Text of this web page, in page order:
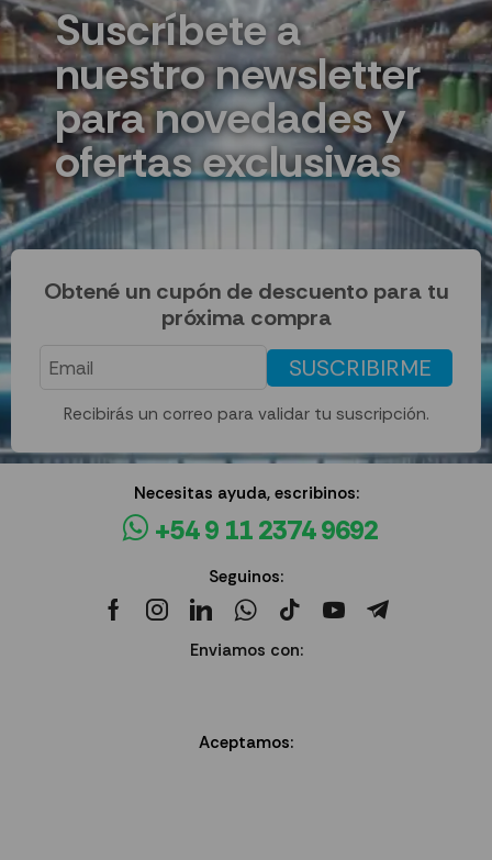
Suscríbete a
nuestro newsletter
para novedades y
ofertas exclusivas
Obtené un cupón de descuento para tu
próxima compra
SUSCRIBIRME
Recibirás un correo para validar tu suscripción.
Necesitas ayuda, escribinos:
+54 9 11 2374 9692
Seguinos:
Enviamos con:
Aceptamos: